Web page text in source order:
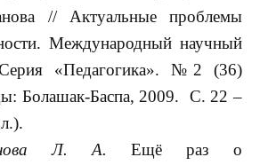
// Актуальные проблемы
Международный научный
«Педагогика». №2 (36)
Болашак-Баспа, 2009. С. 22 –
Л. А.
Ещё раз о